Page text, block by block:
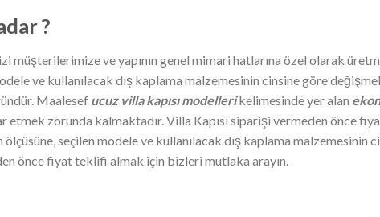
?
müşterilerimize ve yapının genel mimari hatlarına özel olarak
ve kullanılacak dış kaplama malzemesinin cinsine göre
Maalesef ucuz villa kapısı modellerikelimesinde yer alan
etmek zorunda kalmaktadır. Villa Kapısı siparişi vermeden önce
ölçüsüne, seçilen modele ve kullanılacak dış kaplama
önce fiyat teklifi almak için bizleri mutlaka arayın.